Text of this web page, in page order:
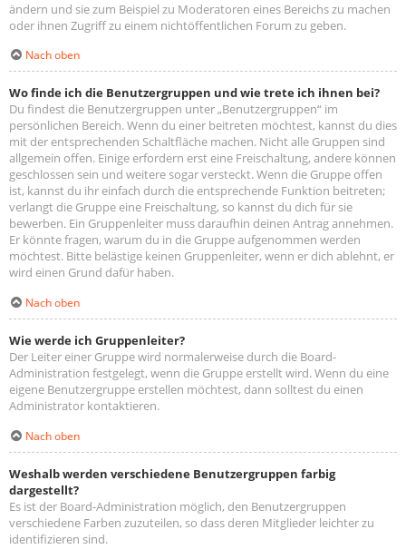
ändern und sie zum Beispiel zu Moderatoren eines Bereichs zu machen
oder ihnen Zugriff zu einem nichtöffentlichen Forum zu geben.
Nach oben
Wo finde ich die Benutzergruppen und wie trete ich ihnen bei?
Du findest die Benutzergruppen unter „Benutzergruppen“ im
persönlichen Bereich. Wenn du einer beitreten möchtest, kannst du dies
mit der entsprechenden Schaltfläche machen. Nicht alle Gruppen sind
allgemein offen. Einige erfordern erst eine Freischaltung, andere können
geschlossen sein und weitere sogar versteckt. Wenn die Gruppe offen
ist, kannst du ihr einfach durch die entsprechende Funktion beitreten;
verlangt die Gruppe eine Freischaltung, so kannst du dich für sie
bewerben. Ein Gruppenleiter muss daraufhin deinen Antrag annehmen.
Er könnte fragen, warum du in die Gruppe aufgenommen werden
möchtest. Bitte belästige keinen Gruppenleiter, wenn er dich ablehnt, er
wird einen Grund dafür haben.
Nach oben
Wie werde ich Gruppenleiter?
Der Leiter einer Gruppe wird normalerweise durch die Board-
Administration festgelegt, wenn die Gruppe erstellt wird. Wenn du eine
eigene Benutzergruppe erstellen möchtest, dann solltest du einen
Administrator kontaktieren.
Nach oben
Weshalb werden verschiedene Benutzergruppen farbig
dargestellt?
Es ist der Board-Administration möglich, den Benutzergruppen
verschiedene Farben zuzuteilen, so dass deren Mitglieder leichter zu
identifizieren sind.